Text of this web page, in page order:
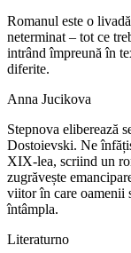
Romanul este o
neterminat – tot ce
intrând împreună în
diferite.
Anna Jucikova
Stepnova eliberează
Dostoievski. Ne
XIX-lea, scriind un
zugrăvește
viitor în care oamenii
întâmpla.
Literaturno